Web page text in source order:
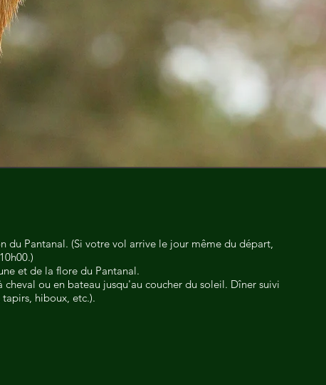
Pantanal. (Si votre vol arrive le jour même du départ,
et de la flore du Pantanal.
ou en bateau jusqu'au coucher du soleil. Dîner suivi
hiboux, etc.).